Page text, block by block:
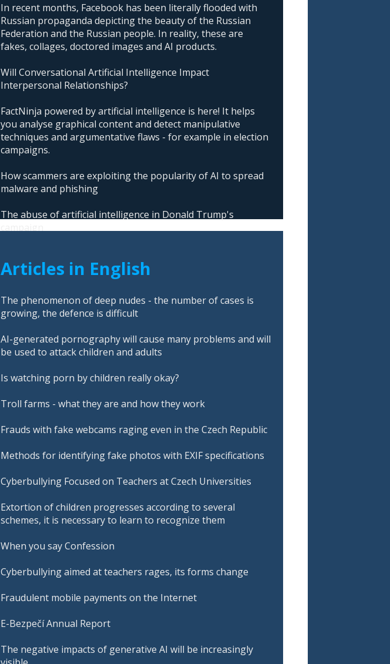
In recent months, Facebook has been literally flooded with
Russian propaganda depicting the beauty of the Russian
Federation and the Russian people. In reality, these are
fakes, collages, doctored images and AI products.
Will Conversational Artificial Intelligence Impact
Interpersonal Relationships?
FactNinja powered by artificial intelligence is here! It helps
you analyse graphical content and detect manipulative
techniques and argumentative flaws - for example in election
campaigns.
How scammers are exploiting the popularity of AI to spread
malware and phishing
The abuse of artificial intelligence in Donald Trump's
Articles in English
The phenomenon of deep nudes - the number of cases is
growing, the defence is difficult
AI-generated pornography will cause many problems and will
be used to attack children and adults
Is watching porn by children really okay?
Troll farms - what they are and how they work
Frauds with fake webcams raging even in the Czech Republic
Methods for identifying fake photos with EXIF specifications
Cyberbullying Focused on Teachers at Czech Universities
Extortion of children progresses according to several
schemes, it is necessary to learn to recognize them
When you say Confession
Cyberbullying aimed at teachers rages, its forms change
Fraudulent mobile payments on the Internet
E-Bezpečí Annual Report
The negative impacts of generative AI will be increasingly